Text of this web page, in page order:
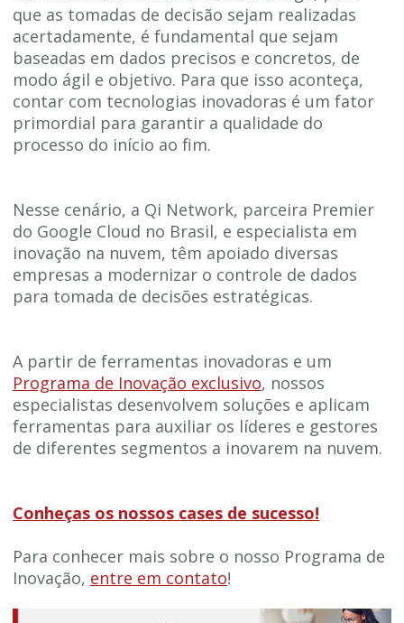
que as tomadas de decisão sejam realizadas
acertadamente, é fundamental que sejam
baseadas em dados precisos e concretos, de
modo ágil e objetivo. Para que isso aconteça,
contar com tecnologias inovadoras é um fator
primordial para garantir a qualidade do
processo do início ao fim.
Nesse cenário, a Qi Network, parceira Premier
do Google Cloud no Brasil, e especialista em
inovação na nuvem, têm apoiado diversas
empresas a modernizar o controle de dados
para tomada de decisões estratégicas.
A partir de ferramentas inovadoras e um
Programa de Inovação exclusivo, nossos
especialistas desenvolvem soluções e aplicam
ferramentas para auxiliar os líderes e gestores
de diferentes segmentos a inovarem na nuvem.
Conheças os nossos cases de sucesso!
Para conhecer mais sobre o nosso Programa de
Inovação, entre em contato!